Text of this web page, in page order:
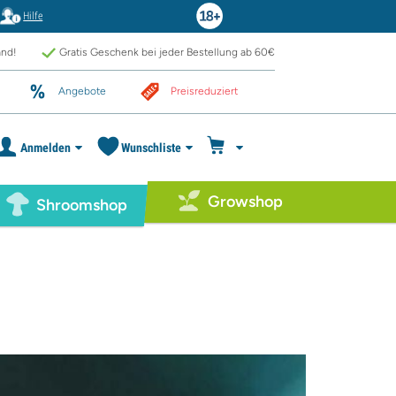
Hilfe
Gratis Geschenk bei jeder Bestellung ab 60€
Angebote Preisreduziert
Anmelden Wunschliste
Shroomshop Growshop